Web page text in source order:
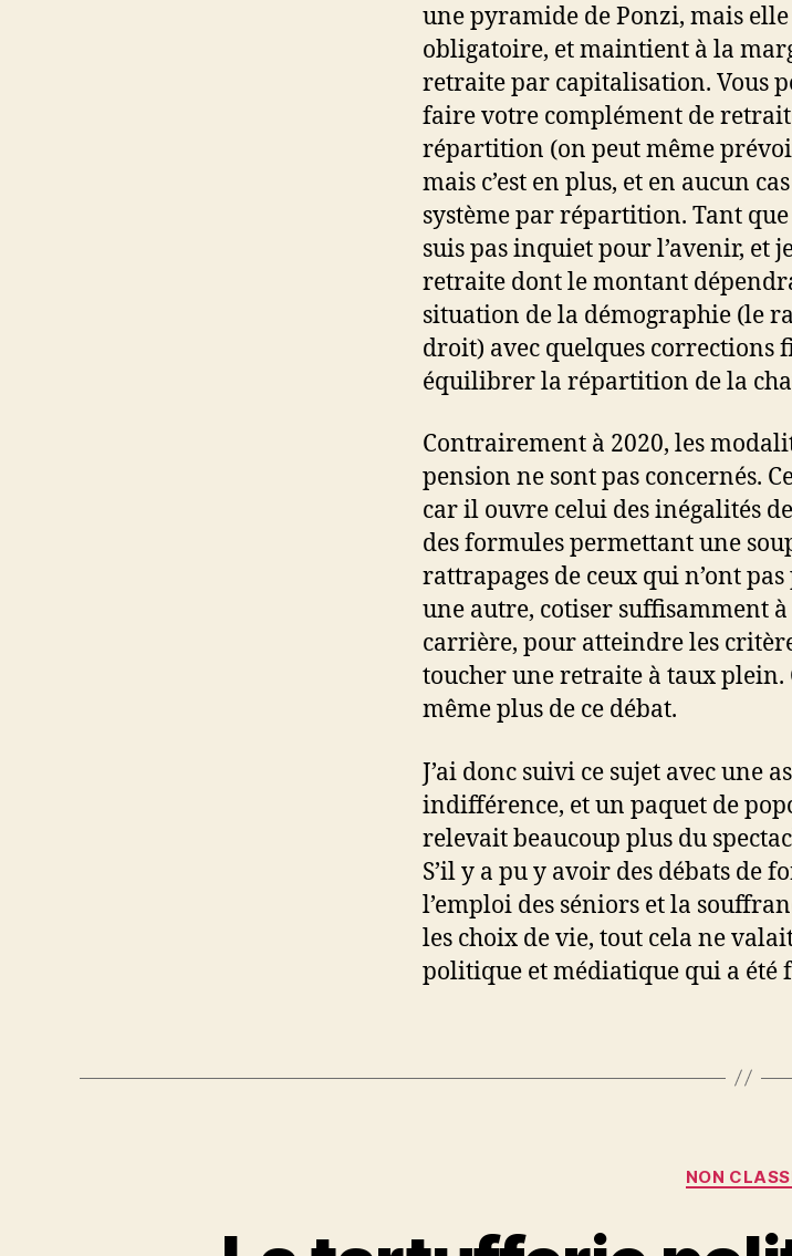
une pyramide de Ponzi, mais
obligatoire, et maintient à la
retraite par capitalisation. Vous
faire votre complément de
répartition (on peut même
mais c’est en plus, et en aucun
système par répartition. Tant
suis pas inquiet pour l’avenir, et
retraite dont le montant
situation de la démographie (le
droit) avec quelques corrections
équilibrer la répartition de la
Contrairement à 2020, les
pension ne sont pas concernés.
car il ouvre celui des inégalités
des formules permettant une
rattrapages de ceux qui n’ont
une autre, cotiser suffisamment
carrière, pour atteindre les
toucher une retraite à taux plein.
même plus de ce débat.
J’ai donc suivi ce sujet avec une
indifférence, et un paquet de
relevait beaucoup plus du
S’il y a pu y avoir des débats de
l’emploi des séniors et la
les choix de vie, tout cela ne
politique et médiatique qui a été
NON